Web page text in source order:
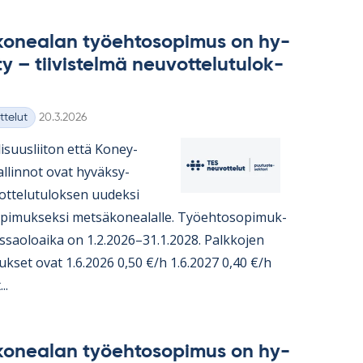
työ­eh­to­so­pi­mus on hy­
– tii­vis­telmä neu­vot­te­lu­tu­lok­
Kirjoitettu
20.3.2026
että Ko­ney­
ovat hy­väk­sy­
uu­deksi
met­sä­ko­nea­lalle. Työ­eh­to­so­pi­muk­
on 1.2.2026–31.1.2028. Palk­ko­jen
ovat 1.6.2026 0,50 €/h 1.6.2027 0,40 €/h
työ­eh­to­so­pi­mus on hy­